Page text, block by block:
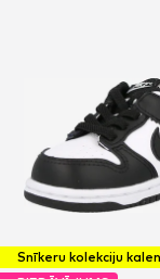
Snīkeru kolekciju